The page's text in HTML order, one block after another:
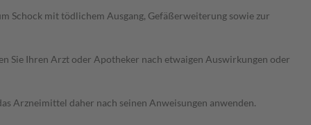
Schock mit tödlichem Ausgang, Gefäßerweiterung sowie zur
Sie Ihren Arzt oder Apotheker nach etwaigen Auswirkungen oder
Arzneimittel daher nach seinen Anweisungen anwenden.